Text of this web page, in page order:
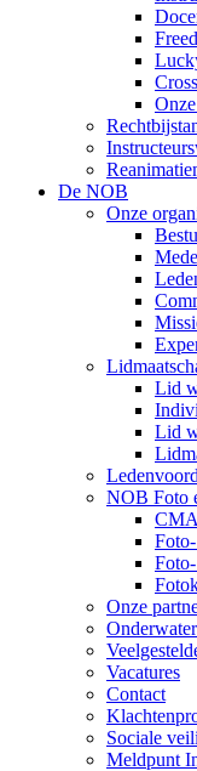
De NOB
Onze
Lid
Lid
NOB Foto
Onze
Vacatures
Contact
Sociale
Meldpunt